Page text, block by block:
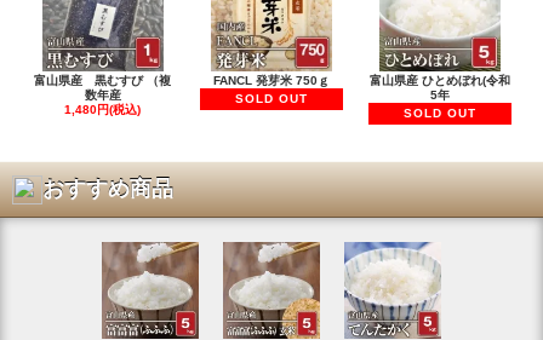
富山県産 黒むすび （複
数年産
1,480円(税込)
FANCL 発芽米 750ｇ
SOLD OUT
富山県産 ひとめぼれ(令和
5年
SOLD OUT
おすすめ商品